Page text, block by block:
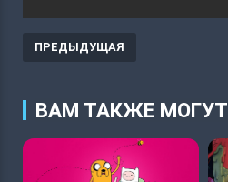
ПРЕДЫДУЩАЯ
ВАМ ТАКЖЕ МОГУТ